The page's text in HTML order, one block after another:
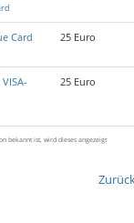
Card 25 Euro
25 Euro
bekannt ist, wird dieses angezeigt